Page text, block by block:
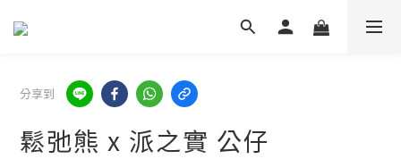
分享到
鬆弛熊 x 派之實 公仔